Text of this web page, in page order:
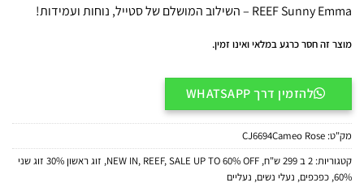
REEF Sunny Emma – השילוב המושלם של סטייל, נוחות ועמידות!
מוצר זה חסר כרגע במלאי ואינו זמין.
להזמין דרך WHATSAPP
מק"ט: CJ6694Cameo Rose
קטגוריות: 2 ב 299 ש"ח ,
NEW IN, REEF,SALE UP TO 60% OFF
,
זוג ראשון 30% זוג שני
60%
, כפכפים, נעלי נשים, נעליים